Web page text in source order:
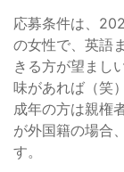
応募条件は、
の女性で、英語
きる方が望まし
味があれば（笑
成年の方は親権
が外国籍の場合
す。